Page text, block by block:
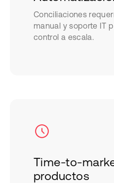
Conciliaciones
manual y soporte IT
control a escala.
Time-to-
productos